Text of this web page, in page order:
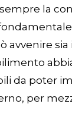
la
avvenire
da poter
per